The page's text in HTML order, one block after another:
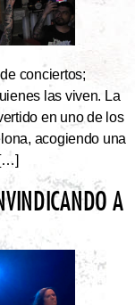
conciertos;
las viven. La
en uno de los
acogiendo una
A